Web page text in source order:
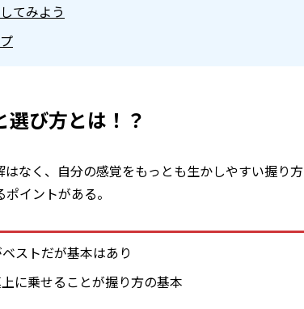
てみよう
び方とは！？
なく、自分の感覚をもっとも生かしやすい握り方
イントがある。
ストだが基本はあり
に乗せることが握り方の基本